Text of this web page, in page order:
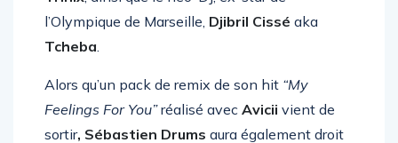
Trinix, ainsi que le néo-DJ, ex-star de
l’Olympique de Marseille,
Alors qu’un pack de remix de son hit“My
Feelings For You” réalisé avec Aviciivient de